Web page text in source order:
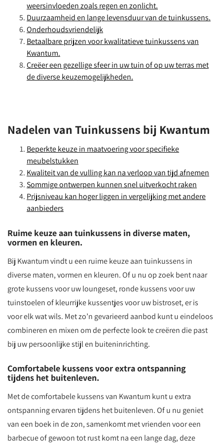
weersinvloeden zoals regen en zonlicht.
Duurzaamheid en lange levensduur van de tuinkussens.
Onderhoudsvriendelijk
Betaalbare prijzen voor kwalitatieve tuinkussens van
Kwantum.
Creëer een gezellige sfeer in uw tuin of op uw terras met
de diverse keuzemogelijkheden.
Nadelen van Tuinkussens bij Kwantum
Beperkte keuze in maatvoering voor specifieke
meubelstukken
Kwaliteit van de vulling kan na verloop van tijd afnemen
Sommige ontwerpen kunnen snel uitverkocht raken
Prijsniveau kan hoger liggen in vergelijking met andere
aanbieders
Ruime keuze aan tuinkussens in diverse maten,
vormen en kleuren.
Bij Kwantum vindt u een ruime keuze aan tuinkussens in
diverse maten, vormen en kleuren. Of u nu op zoek bent naar
grote kussens voor uw loungeset, ronde kussens voor uw
tuinstoelen of kleurrijke kussentjes voor uw bistroset, er is
voor elk wat wils. Met zo’n gevarieerd aanbod kunt u eindeloos
combineren en mixen om de perfecte look te creëren die past
bij uw persoonlijke stijl en buiteninrichting.
Comfortabele kussens voor extra ontspanning
tijdens het buitenleven.
Met de comfortabele kussens van Kwantum kunt u extra
ontspanning ervaren tijdens het buitenleven. Of u nu geniet
van een boek in de zon, samenkomt met vrienden voor een
barbecue of gewoon tot rust komt na een lange dag, deze